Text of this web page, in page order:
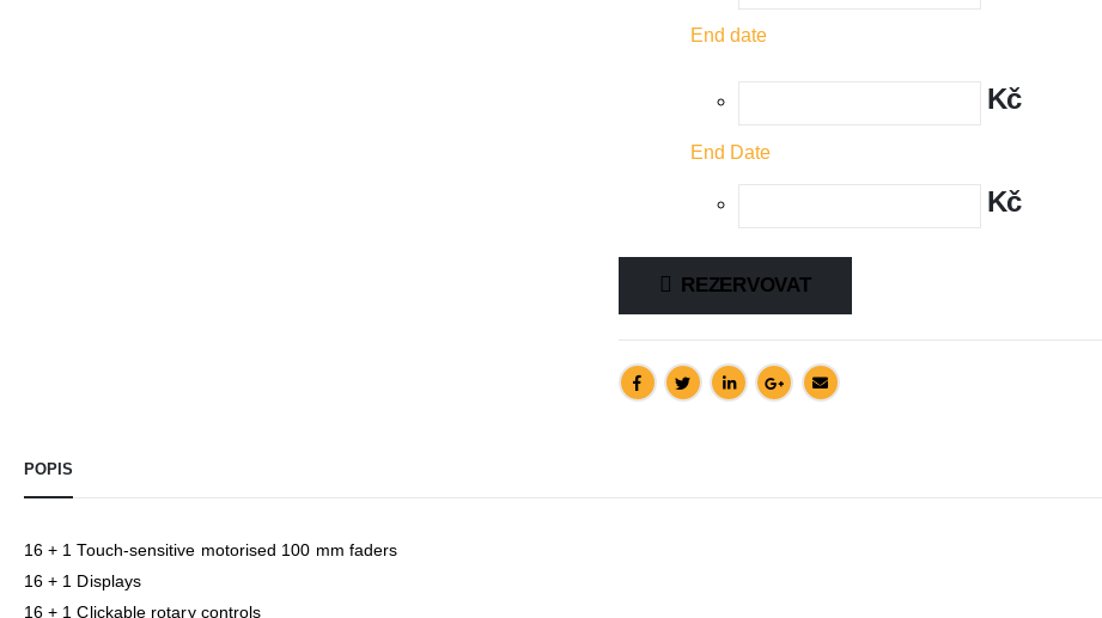
End date
Kč
End Date
Kč
REZERVOVAT
POPIS
16 + 1 Touch-sensitive motorised 100 mm faders
16 + 1 Displays
16 + 1 Clickable rotary controls